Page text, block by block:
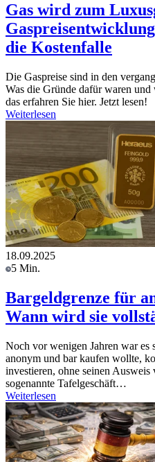
Gas wird zum
die Kostenfalle
Die Gaspreise sind in den
Was die Gründe dafür waren
das erfahren Sie hier. Jetzt lesen!
Weiterlesen
18.09.2025
5 Min.
Bargeldgrenze für
Wann wird sie
Noch vor wenigen Jahren war es
anonym und bar kaufen wollte,
investieren, ohne seinen Ausweis
sogenannte Tafelgeschäft…
Weiterlesen